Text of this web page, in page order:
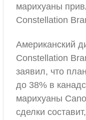
марихуаны
Constellation
Американский
Constellation
заявил, что
до 38% в
марихуаны
сделки